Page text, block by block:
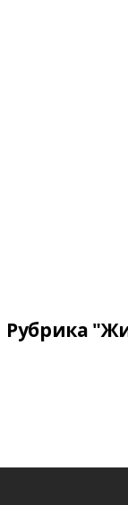
Рубрика